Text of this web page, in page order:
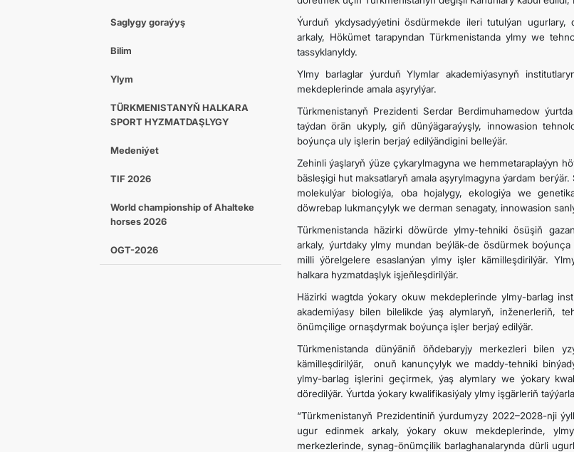
Saglygy goraýyş
Bilim
Ylym
TÜRKMENISTANYŇ HALKARA
SPORT HYZMATDAŞLYGY
Medeniýet
TIF 2026
World championship of Ahalteke
horses 2026
OGT-2026
Ýurduň ykdysadyýetini ösdürmekde ileri tutulýan
arkaly, Hökümet tarapyndan Türkmenistanda ylmy we
tassyklanyldy.
Ylmy barlaglar ýurduň Ylymlar akademiýasynyň
mekdeplerinde amala aşyrylýar.
Türkmenistanyň Prezidenti Serdar Berdimuhamedow
taýdan örän ukyply, giň dünýägaraýyşly, innowasion
boýunça uly işlerin berjaý edilýändigini belleýär.
Zehinli ýaşlaryň ýüze çykarylmagyna we hemmetaraplaýyn
bäsleşigi hut maksatlaryň amala aşyrylmagyna ýardam
molekulýar biologiýa, oba hojalygy, ekologiýa we
döwrebap lukmançylyk we derman senagaty, innowasion
Türkmenistanda häzirki döwürde ylmy-tehniki ösüşiň
arkaly, ýurtdaky ylmy mundan beýläk-de ösdürmek
milli ýörelgelere esaslanýan ylmy işler kämilleşdirilýär.
halkara hyzmatdaşlyk işjeňleşdirilýär.
Häzirki wagtda ýokary okuw mekdeplerinde ylmy-barlag
akademiýasy bilen bilelikde ýaş alymlaryň, inženerleriň,
önümçilige ornaşdyrmak boýunça işler berjaý edilýär.
Türkmenistanda dünýäniň öňdebaryjy merkezleri bilen
kämilleşdirilýär, onuň kanunçylyk we maddy-tehniki
ylmy-barlag işlerini geçirmek, ýaş alymlary we ýokary
döredilýär. Ýurtda ýokary kwalifikasiýaly ylmy işgärleriň
“Türkmenistanyň Prezidentiniň ýurdumyzy 2022–2028-nji
ugur edinmek arkaly, ýokary okuw mekdeplerinde,
merkezlerinde, synag-önümçilik barlaghanalarynda dürli